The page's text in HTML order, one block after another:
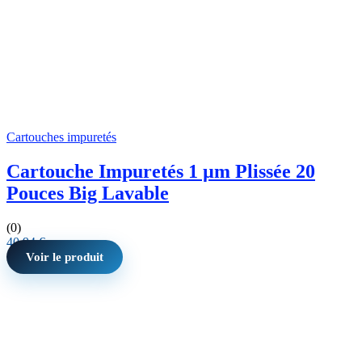
Cartouches impuretés
Cartouche Impuretés 1 µm Plissée 20
Pouces Big Lavable
(0)
40,94€
Voir le produit